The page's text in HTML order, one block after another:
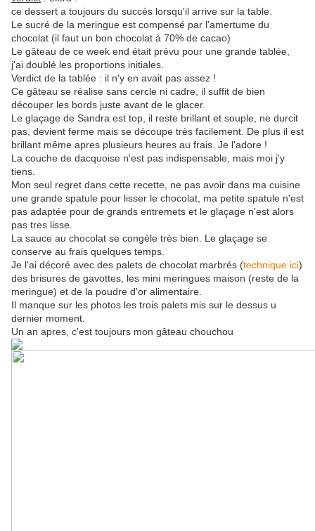
ce dessert a toujours du succès lorsqu'il arrive sur la table.
Le sucré de la meringue est compensé par l'amertume du
chocolat (il faut un bon chocolat à 70% de cacao)
Le gâteau de ce week end était prévu pour une grande tablée,
j'ai doublé les proportions initiales.
Verdict de la tablée : il n'y en avait pas assez !
Ce gâteau se réalise sans cercle ni cadre, il suffit de bien
découper les bords juste avant de le glacer.
Le glaçage de Sandra est top, il reste brillant et souple, ne durcit
pas, devient ferme mais se découpe très facilement. De plus il est
brillant même apres plusieurs heures au frais. Je l'adore !
La couche de dacquoise n'est pas indispensable, mais moi j'y
tiens.
Mon seul regret dans cette recette, ne pas avoir dans ma cuisine
une grande spatule pour lisser le chocolat, ma petite spatule n'est
pas adaptée pour de grands entremets et le glaçage n'est alors
pas tres lisse.
La sauce au chocolat se congèle très bien. Le glaçage se
conserve au frais quelques temps.
Je l'ai décoré avec des palets de chocolat marbrés (technique ici)
des brisures de gavottes, les mini meringues maison (reste de la
meringue) et de la poudre d'or alimentaire.
Il manque sur les photos les trois palets mis sur le dessus u
dernier moment.
Un an apres, c'est toujours mon gâteau chouchou